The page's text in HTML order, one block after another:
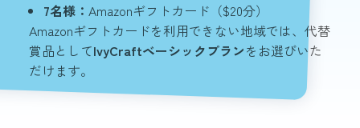
7名様： Amazonギフトカード（$20分）
Amazonギフトカードを利用できない地域では、代替
賞品としてIvyCraftベーシックプランをお選びいた
だけます。